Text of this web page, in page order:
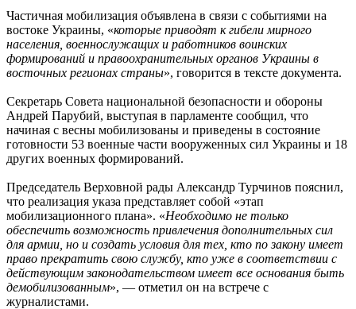
Частичная мобилизация объявлена в связи с событиями на
востоке Украины, «которые приводят к гибели мирного
населения, военнослужащих и работников воинских
формирований и правоохранительных органов Украины в
восточных регионах страны», говорится в тексте документа.
Секретарь Совета национальной безопасности и обороны
Андрей Парубий, выступая в парламенте сообщил, что
начиная с весны мобилизованы и приведены в состояние
готовности 53 военные части вооруженных сил Украины и 18
других военных формирований.
Председатель Верховной рады Александр Турчинов пояснил,
что реализация указа представляет собой «этап
мобилизационного плана». «Необходимо не только
обеспечить возможность привлечения дополнительных сил
для армии, но и создать условия для тех, кто по закону имеет
право прекратить свою службу, кто уже в соответствии с
действующим законодательством имеет все основания быть
демобилизованным», — отметил он на встрече с
журналистами.